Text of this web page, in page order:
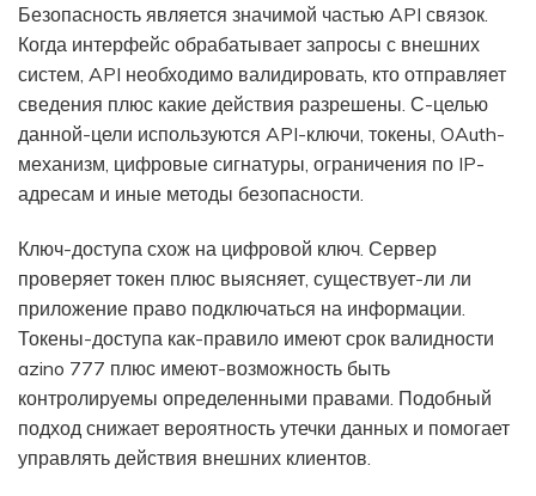
Безопасность является значимой частью API связок.
Когда интерфейс обрабатывает запросы с внешних
систем, API необходимо валидировать, кто отправляет
сведения плюс какие действия разрешены. С-целью
данной-цели используются API-ключи, токены, OAuth-
механизм, цифровые сигнатуры, ограничения по IP-
адресам и иные методы безопасности.
Ключ-доступа схож на цифровой ключ. Сервер
проверяет токен плюс выясняет, существует-ли ли
приложение право подключаться на информации.
Токены-доступа как-правило имеют срок валидности
azino 777 плюс имеют-возможность быть
контролируемы определенными правами. Подобный
подход снижает вероятность утечки данных и помогает
управлять действия внешних клиентов.